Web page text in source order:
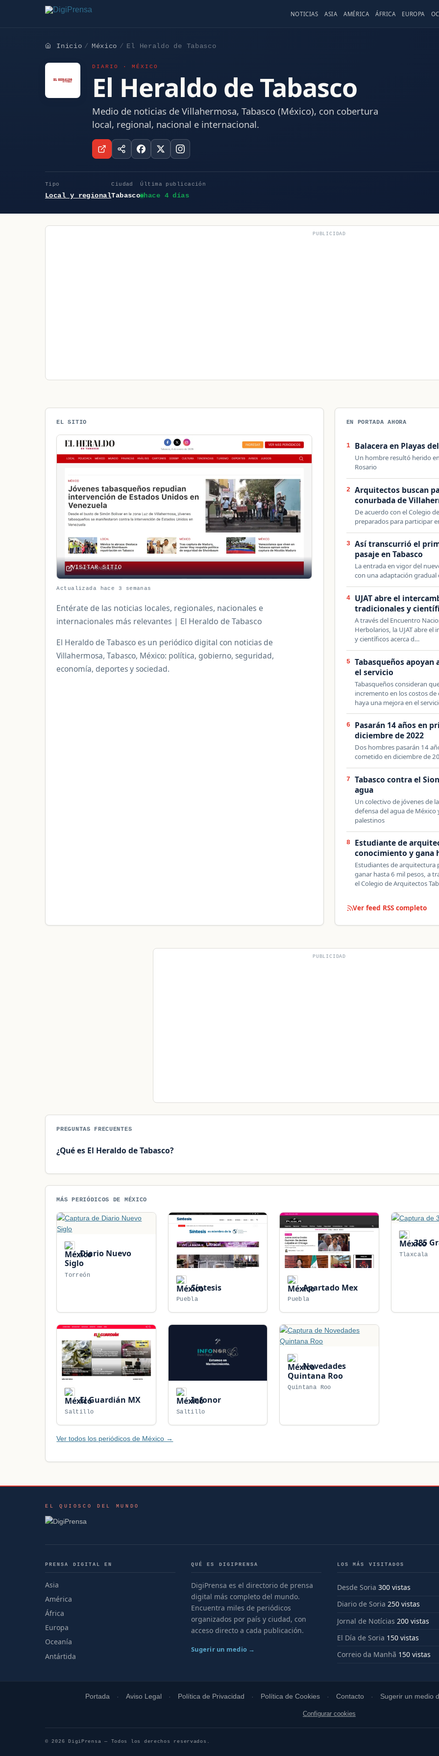
NOTICIAS ASIA AMÉRICA ÁFRICA EUROPA
Inicio México El Heraldo de Tabasco
DIARIO · MÉXICO
El Heraldo de Tabasco
Medio de noticias de Villahermosa, Tabasco (México), con cobertura
local, regional, nacional e internacional.
Tipo
Local y regional
Ciudad
Tabasco
Última publicación
hace 4 días
PUBLICIDAD
EL SITIO
VISITAR SITIO
Actualizada hace 3 semanas
Entérate de las noticias locales, regionales, nacionales e
internacionales más relevantes | El Heraldo de Tabasco
El Heraldo de Tabasco es un periódico digital con noticias de
Villahermosa, Tabasco, México: política, gobierno, seguridad,
economía, deportes y sociedad.
EN PORTADA AHORA
1 Balacera en Playas
Un hombre resultó herido
Rosario
2
Arquitectos buscan
conurbada de
De acuerdo con el Colegio
preparados para participar
3
Así transcurrió el
pasaje en Tabasco
La entrada en vigor del
con una adaptación
4
UJAT abre el
tradicionales y
A través del Encuentro
Herbolarios, la UJAT abre
y científicos acerca d…
5
Tabasqueños
el servicio
Tabasqueños consideran
incremento en los costos
haya una mejora en el
6
Pasarán 14 años en
diciembre de 2022
Dos hombres pasarán 14
cometido en diciembre de
7
Tabasco contra el
agua
Un colectivo de jóvenes de
defensa del agua de
palestinos
8
Estudiante de
conocimiento y gana
Estudiantes de
ganar hasta 6 mil pesos, a
el Colegio de Arquitectos
Ver feed RSS completo
PUBLICIDAD
PREGUNTAS FRECUENTES
¿Qué es El Heraldo de Tabasco?
MÁS PERIÓDICOS DE MÉXICO
Diario Nuevo
Siglo
Torreón
Síntesis
Puebla
Apartado Mex
Puebla
385
Tlaxcala
El Guardián MX
Saltillo
Infonor
Saltillo
Novedades
Quintana Roo
Quintana Roo
Ver todos los periódicos de México →
EL QUIOSCO DEL MUNDO
PRENSA DIGITAL EN
Asia
América
África
Europa
Oceanía
Antártida
QUÉ ES DIGIPRENSA
DigiPrensa es el directorio de prensa
digital más completo del mundo.
Encuentra miles de periódicos
organizados por país y ciudad, con
acceso directo a cada publicación.
Sugerir un medio →
LOS MÁS VISITADOS
Desde Soria 300 vistas
Diario de Soria 250 vistas
Jornal de Notícias 200 vistas
El Día de Soria 150 vistas
Correio da Manhã 150 vistas
Portada Aviso Legal Política de Privacidad Política de Cookies Contacto Sugerir un medio
Configurar cookies
© 2026 DigiPrensa — Todos los derechos reservados.